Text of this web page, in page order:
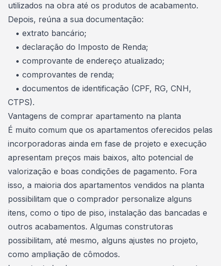
utilizados na obra até os produtos de acabamento.
Depois, reúna a sua documentação:
• extrato bancário;
• declaração do Imposto de Renda;
• comprovante de endereço atualizado;
• comprovantes de renda;
• documentos de identificação (CPF, RG, CNH,
CTPS).
Vantagens de comprar apartamento na planta
É muito comum que os apartamentos oferecidos pelas
incorporadoras ainda em fase de projeto e execução
apresentam preços mais baixos, alto potencial de
valorização e boas condições de pagamento. Fora
isso, a maioria dos apartamentos vendidos na planta
possibilitam que o comprador personalize alguns
itens, como o tipo de piso, instalação das bancadas e
outros acabamentos. Algumas construtoras
possibilitam, até mesmo, alguns ajustes no projeto,
como ampliação de cômodos.